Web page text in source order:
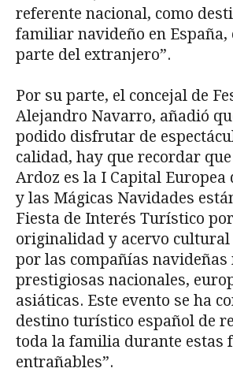
referente nacional, como
familiar navideño en España,
parte del extranjero”.
Por su parte, el concejal de
Alejandro Navarro, añadió
podido disfrutar de
calidad, hay que recordar
Ardoz es la I Capital Europea
y las Mágicas Navidades
Fiesta de Interés Turístico
originalidad y acervo
por las compañías navideñas
prestigiosas nacionales,
asiáticas. Este evento se ha
destino turístico español de
toda la familia durante estas
entrañables”.